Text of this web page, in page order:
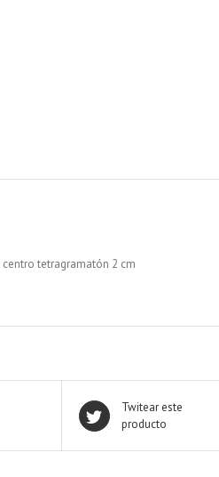
tetragramatón 2 cm
Twitear este
producto